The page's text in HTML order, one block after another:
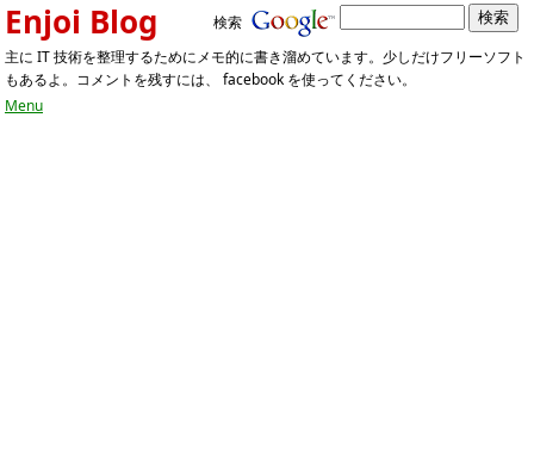
Enjoi Blog
検索
主に IT 技術を整理するためにメモ的に書き溜めています。少しだけフリーソフト
もあるよ。コメントを残すには、 facebook を使ってください。
Menu